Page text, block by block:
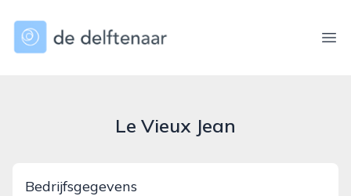
dedelftenaar.nl
Le Vieux Jean
Bedrijfsgegevens